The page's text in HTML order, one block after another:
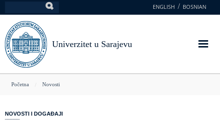
na
glavni
sadržaj
ENGLISH BOSNIAN
Univerzitet u Sarajevu
You
here
Početna Novosti
NOVOSTI I DOGAĐAJI